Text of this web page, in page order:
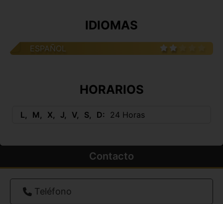
IDIOMAS
ESPAÑOL
HORARIOS
L M X J V S D 24 Horas
Contacto
Teléfono